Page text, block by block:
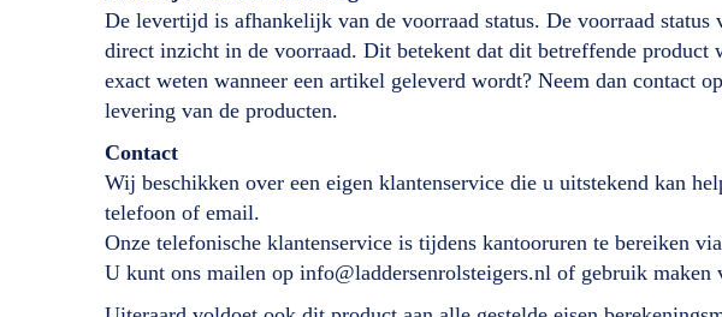
De levertijd is afhankelijk van de voorraad status. De voorraad
direct inzicht in de voorraad. Dit betekent dat dit betreffende
exact weten wanneer een artikel geleverd wordt? Neem dan contact
levering van de producten.
Contact
Wij beschikken over een eigen klantenservice die u uitstekend kan
telefoon of email.
Onze telefonische klantenservice is tijdens kantooruren te bereiken
U kunt ons mailen op info@laddersenrolsteigers.nl of gebruik